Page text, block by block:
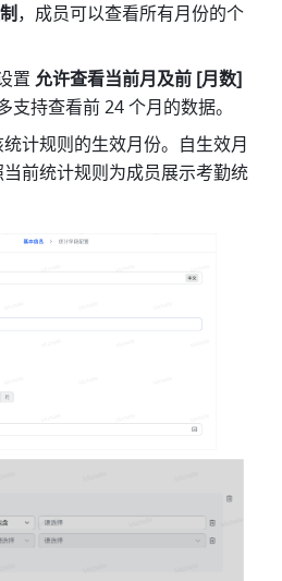
，成员可以查看所有月份的个
置 允许查看当前月及前 [月数]
支持查看前 24 个月的数据。
计规则的生效月份。自生效月
前统计规则为成员展示考勤统